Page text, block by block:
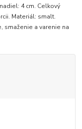
4 cm. Celkový
Materiál: smalt.
smaženie a varenie na